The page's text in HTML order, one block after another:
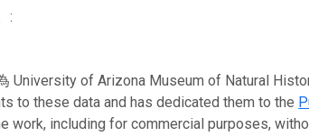
:
University of Arizona Museum of Natural
to these data and has dedicated them to the
work, including for commercial purposes,